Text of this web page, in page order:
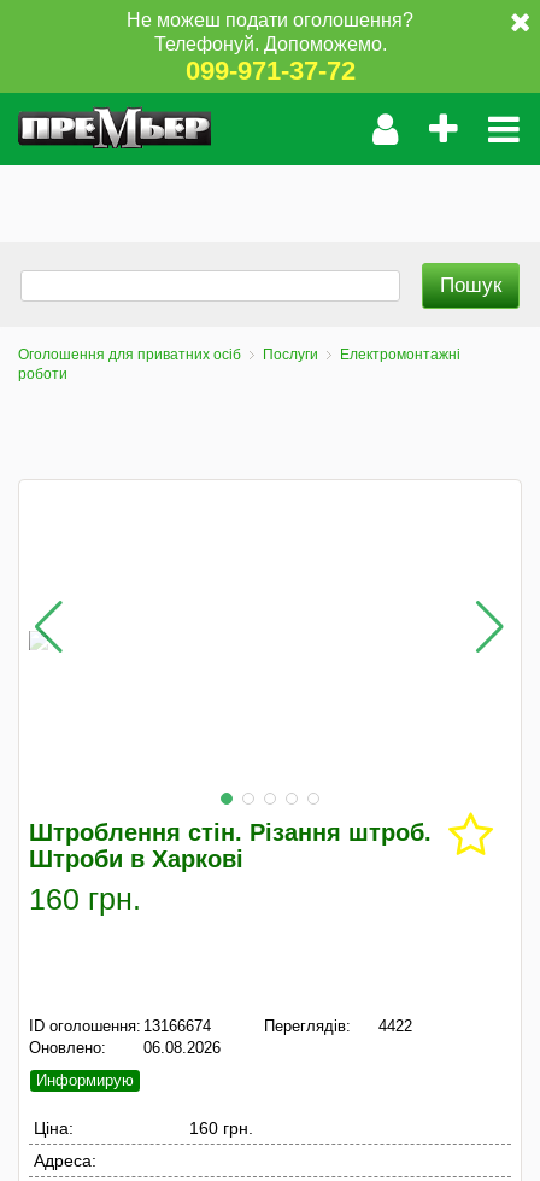
Не можеш подати оголошення?
Телефонуй. Допоможемо.
099-971-37-72
Оголошення для приватних осіб Послуги
Електромонтажні
роботи
Штроблення стін. Різання штроб.
Штроби в Харкові
160 грн.
ID оголошення: 13166674
Оновлено:
06.08.2026
Переглядів: 4422
Информирую
Ціна:
160 грн.
Адреса: